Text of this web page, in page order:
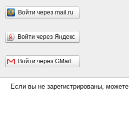
Войти через mail.ru
Войти через Яндекс
Войти через GMail
Если вы не зарегистрированы, можете